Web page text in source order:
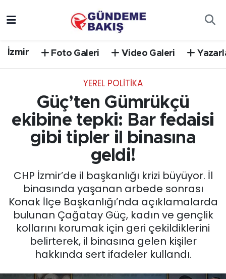
İzmir Foto Galeri Video Galeri
YEREL POLİTİKA
Güç’ten Gümrükçü
ekibine tepki: Bar fedaisi
gibi tipler il binasına
geldi!
CHP İzmir’de il başkanlığı krizi büyüyor. İl
binasında yaşanan arbede sonrası
Konak İlçe Başkanlığı’nda açıklamalarda
bulunan Çağatay Güç, kadın ve gençlik
kollarını korumak için geri çekildiklerini
belirterek, il binasına gelen kişiler
hakkında sert ifadeler kullandı.
EGE
EĞİTİM
EKONOMİ
English News
GÜNCEL
KÜLTÜR SANAT
Trafik Durumu
Süper Lig Puan Durumu ve Fikstür
Tüm Manşetler
Son Dakika Haberleri
Haber Arşivi